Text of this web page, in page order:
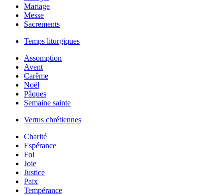
Mariage
Messe
Sacrements
Temps liturgiques
Assomption
Avent
Carême
Noël
Pâques
Semaine sainte
Vertus chrétiennes
Charité
Espérance
Foi
Joie
Justice
Paix
Tempérance